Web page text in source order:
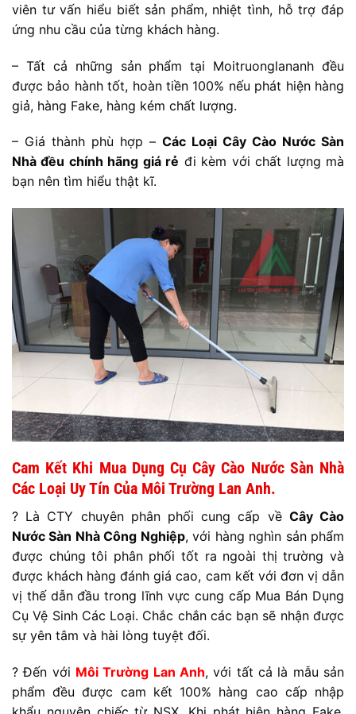
viên tư vấn hiểu biết sản phẩm, nhiệt tình, hỗ trợ đáp
ứng nhu cầu của từng khách hàng.
– Tất cả những sản phẩm tại Moitruonglananh đều
được bảo hành tốt, hoàn tiền 100% nếu phát hiện hàng
giả, hàng Fake, hàng kém chất lượng.
– Giá thành phù hợp – Các Loại Cây Cào Nước Sàn
Nhà đều chính hãng giá rẻ đi kèm với chất lượng mà
bạn nên tìm hiểu thật kĩ.
Cam Kết Khi Mua Dụng Cụ Cây Cào Nước Sàn Nhà
Các Loại Uy Tín Của Môi Trường Lan Anh.
? Là CTY chuyên phân phối cung cấp về Cây Cào
Nước Sàn Nhà Công Nghiệp, với hàng nghìn sản phẩm
được chúng tôi phân phối tốt ra ngoài thị trường và
được khách hàng đánh giá cao, cam kết với đơn vị dẫn
vị thế dẫn đầu trong lĩnh vực cung cấp Mua Bán Dụng
Cụ Vệ Sinh Các Loại. Chắc chắn các bạn sẽ nhận được
sự yên tâm và hài lòng tuyệt đối.
? Đến với Môi Trường Lan Anh, với tất cả là mẫu sản
phẩm đều được cam kết 100% hàng cao cấp nhập